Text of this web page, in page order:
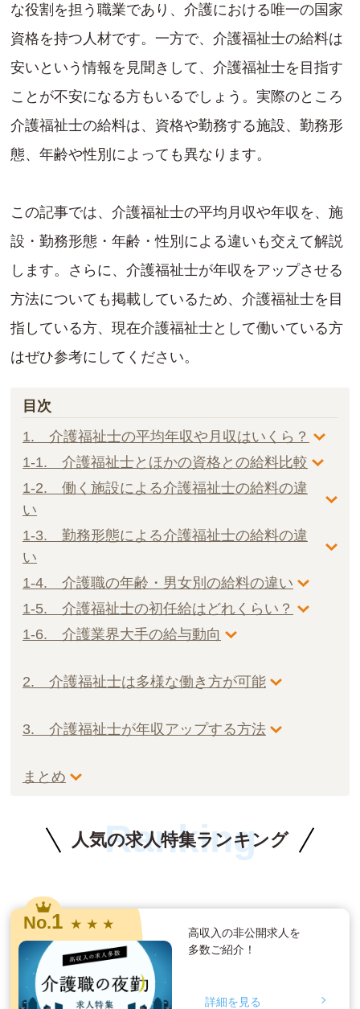
な役割を担う職業であり、介護における唯一の国家
資格を持つ人材です。一方で、介護福祉士の給料は
安いという情報を見聞きして、介護福祉士を目指す
ことが不安になる方もいるでしょう。実際のところ
介護福祉士の給料は、資格や勤務する施設、勤務形
態、年齢や性別によっても異なります。
この記事では、介護福祉士の平均月収や年収を、施
設・勤務形態・年齢・性別による違いも交えて解説
します。さらに、介護福祉士が年収をアップさせる
方法についても掲載しているため、介護福祉士を目
指している方、現在介護福祉士として働いている方
はぜひ参考にしてください。
目次
1. 介護福祉士の平均年収や月収はいくら？
1-1. 介護福祉士とほかの資格との給料比較
1-2. 働く施設による介護福祉士の給料の違
い
1-3. 勤務形態による介護福祉士の給料の違
い
1-4. 介護職の年齢・男女別の給料の違い
1-5. 介護福祉士の初任給はどれくらい？
1-6. 介護業界大手の給与動向
2. 介護福祉士は多様な働き方が可能
3. 介護福祉士が年収アップする方法
まとめ
人気の求人特集ランキング
Ranking
No.1 ★ ★ ★
高収入の非公開求人を
多数ご紹介！
詳細を見る